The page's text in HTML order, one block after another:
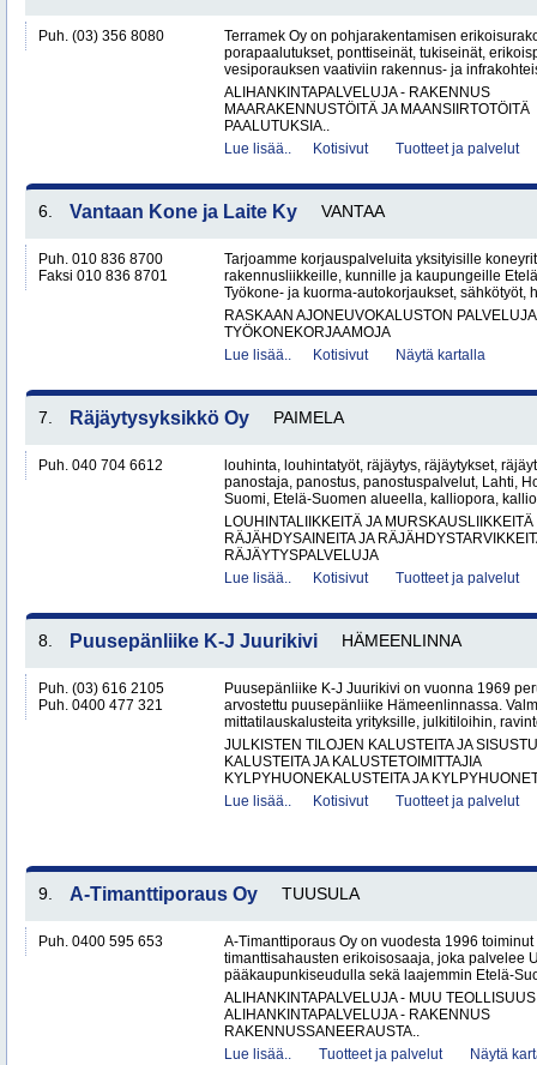
Puh. (03) 356 8080
Terramek Oy on pohjarakentamisen
porapaalutukset, ponttiseinät, tukiseinät,
vesiporauksen vaativiin rakennus- ja
ALIHANKINTAPALVELUJA - RAKENNUS
MAARAKENNUSTÖITÄ JA MAANSIIRTOTÖITÄ
PAALUTUKSIA..
Lue lisää..
Kotisivut Tuotteet ja palvelut
6. Vantaan Kone ja Laite Ky VANTAA
Puh. 010 836 8700
Faksi 010 836 8701
Tarjoamme korjauspalveluita yksityisille
rakennusliikkeille, kunnille ja kaupungeille
Työkone- ja kuorma-autokorjaukset, sähkötyöt,
RASKAAN AJONEUVOKALUSTON
TYÖKONEKORJAAMOJA
Lue lisää..
Kotisivut Näytä kartalla
7. Räjäytysyksikkö Oy PAIMELA
Puh. 040 704 6612
louhinta, louhintatyöt, räjäytys, räjäytykset,
panostaja, panostus, panostuspalvelut, Lahti,
Suomi, Etelä-Suomen alueella, kalliopora,
LOUHINTALIIKKEITÄ JA MURSKAUSLIIKKEITÄ
RÄJÄHDYSAINEITA JA
RÄJÄYTYSPALVELUJA
Lue lisää..
Kotisivut Tuotteet ja palvelut
8. Puusepänliike K-J Juurikivi HÄMEENLINNA
Puh. (03) 616 2105
Puh. 0400 477 321
Puusepänliike K-J Juurikivi on vuonna 1969
arvostettu puusepänliike Hämeenlinnassa.
mittatilauskalusteita yrityksille, julkitiloihin,
JULKISTEN TILOJEN KALUSTEITA JA
KALUSTEITA JA KALUSTETOIMITTAJIA
KYLPYHUONEKALUSTEITA JA
Lue lisää..
Kotisivut Tuotteet ja palvelut
9. A-Timanttiporaus Oy TUUSULA
Puh. 0400 595 653
A-Timanttiporaus Oy on vuodesta 1996
timanttisahausten erikoisosaaja, joka palvelee
pääkaupunkiseudulla sekä laajemmin Etelä-
ALIHANKINTAPALVELUJA - MUU TEOLLISUUS
ALIHANKINTAPALVELUJA - RAKENNUS
RAKENNUSSANEERAUSTA..
Lue lisää..
Tuotteet ja palvelut Näytä